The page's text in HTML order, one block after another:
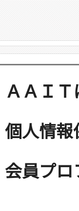
ＡＡＩ
個人情
会員プ